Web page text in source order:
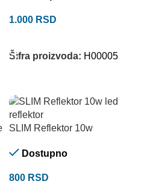
1.000 RSD
Šifra proizvoda: H00005
SLIM Reflektor 10w
Dostupno
800 RSD